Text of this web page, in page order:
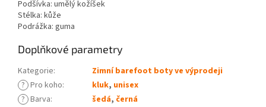
Podšívka: umělý kožíšek
Stélka: kůže
Podrážka: guma
Doplňkové parametry
Kategorie:
Zimní barefoot boty ve výprodeji
? Pro koho: kluk, unisex
? Barva: šedá, černá